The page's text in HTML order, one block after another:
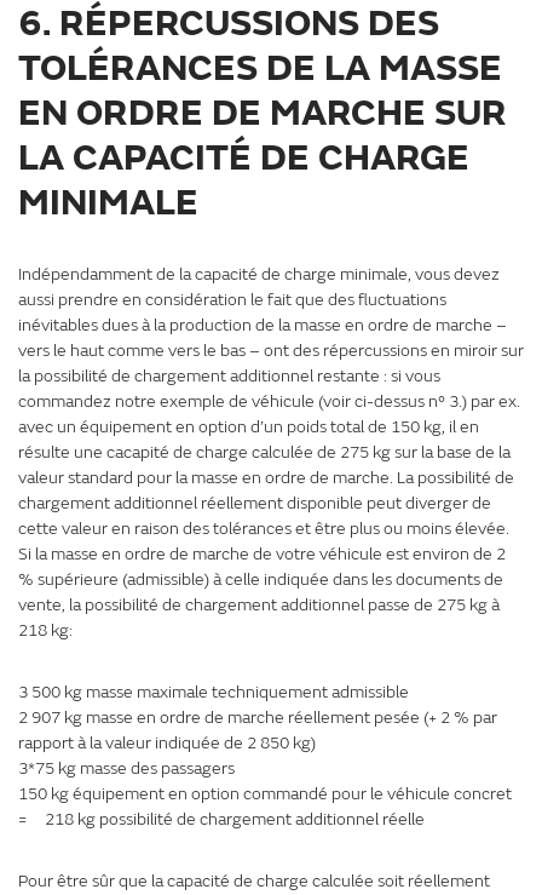
6. RÉPERCUSSIONS DES
TOLÉRANCES DE LA MASSE
EN ORDRE DE MARCHE SUR
LA CAPACITÉ DE CHARGE
MINIMALE
Indépendamment de la capacité de charge minimale, vous devez
aussi prendre en considération le fait que des fluctuations
inévitables dues à la production de la masse en ordre de marche –
vers le haut comme vers le bas – ont des répercussions en miroir sur
la possibilité de chargement additionnel restante : si vous
commandez notre exemple de véhicule (voir ci-dessus n° 3.) par ex.
avec un équipement en option d’un poids total de 150 kg, il en
résulte une cacapité de charge calculée de 275 kg sur la base de la
valeur standard pour la masse en ordre de marche. La possibilité de
chargement additionnel réellement disponible peut diverger de
cette valeur en raison des tolérances et être plus ou moins élevée.
Si la masse en ordre de marche de votre véhicule est environ de 2
% supérieure (admissible) à celle indiquée dans les documents de
vente, la possibilité de chargement additionnel passe de 275 kg à
218 kg:
3 500 kg masse maximale techniquement admissible
2 907 kg masse en ordre de marche réellement pesée (+ 2 % par
rapport à la valeur indiquée de 2 850 kg)
3*75 kg masse des passagers
150 kg équipement en option commandé pour le véhicule concret
= 218 kg possibilité de chargement additionnel réelle
Pour être sûr que la capacité de charge calculée soit réellement